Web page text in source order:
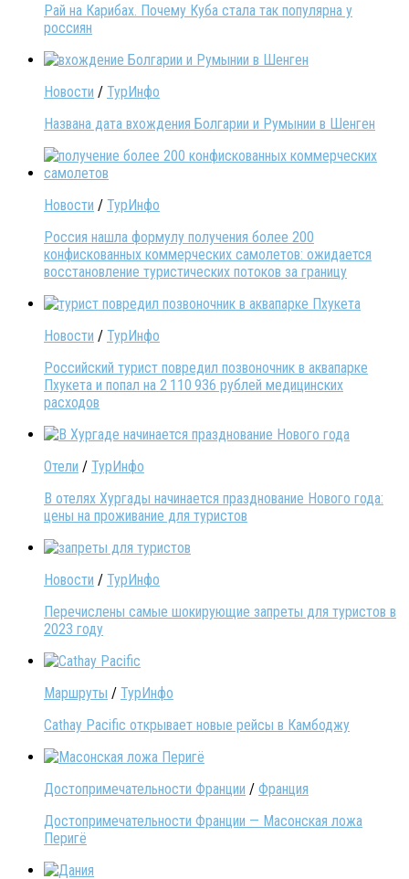
Рай на Карибах. Почему Куба стала так популярна у
россиян
Новости / ТурИнфо
Названа дата вхождения Болгарии и Румынии в Шенген
Новости / ТурИнфо
Россия нашла формулу получения более 200
конфискованных коммерческих самолетов: ожидается
восстановление туристических потоков за границу
Новости / ТурИнфо
Российский турист повредил позвоночник в аквапарке
Пхукета и попал на 2 110 936 рублей медицинских
расходов
Отели / ТурИнфо
В отелях Хургады начинается празднование Нового года:
цены на проживание для туристов
Новости / ТурИнфо
Перечислены самые шокирующие запреты для туристов в
2023 году
Маршруты / ТурИнфо
Cathay Pacific открывает новые рейсы в Камбоджу
Достопримечательности Франции / Франция
Достопримечательности Франции — Масонская ложа
Перигё